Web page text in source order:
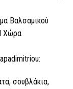
Βαλσαμικού
Χώρα
σουβλάκια,